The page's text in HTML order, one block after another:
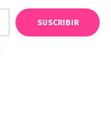
SUSCRIBIR